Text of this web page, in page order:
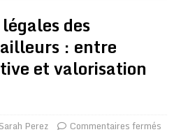
des
: entre
et valorisation
Sarah Perez Commentaires fermés